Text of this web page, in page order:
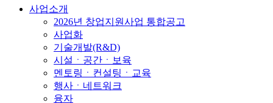
사업소개
2026년 창업지원사업 통합공고
사업화
기술개발(R&D)
시설ㆍ공간ㆍ보육
멘토링ㆍ컨설팅ㆍ교육
행사ㆍ네트워크
융자